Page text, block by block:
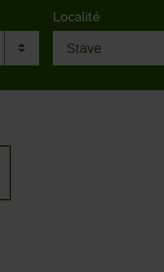
Localité